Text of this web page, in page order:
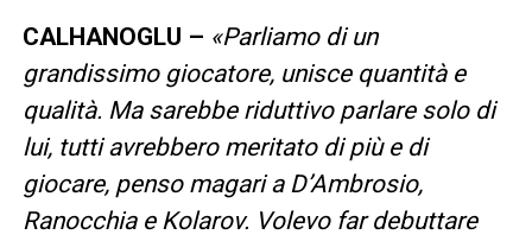
CALHANOGLU – «Parliamo di un
grandissimo giocatore, unisce quantità e
qualità. Ma sarebbe riduttivo parlare solo di
lui, tutti avrebbero meritato di più e di
giocare, penso magari a D’Ambrosio,
Ranocchia e Kolarov. Volevo far debuttare